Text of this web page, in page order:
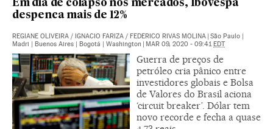
Em dia de colapso nos mercados, Ibovespa
despenca mais de 12%
REGIANE OLIVEIRA / IGNACIO FARIZA / FEDERICO RIVAS MOLINA São Paulo |
Madri | Buenos Aires | Bogotá | Washington
MAR 09, 2020 - 09:41 EDT
Guerra de preços de
petróleo cria pânico entre
investidores globais e Bolsa
de Valores do Brasil aciona
‘circuit breaker’. Dólar tem
novo recorde e fecha a quase